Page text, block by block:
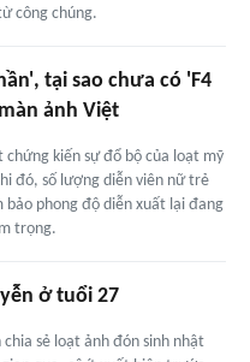
công chúng.
tại sao chưa có 'F4
ảnh Việt
chứng kiến sự đổ bộ của loạt mỹ
đó, số lượng diễn viên nữ trẻ
bảo phong độ diễn xuất lại đang
trọng.
ở tuổi 27
chia sẻ loạt ảnh đón sinh nhật